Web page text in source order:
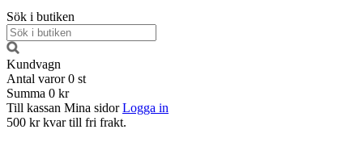
Sök i butiken
Kundvagn
Antal varor 0 st
Summa 0 kr
Till kassan Mina sidor Logga in
500 kr kvar till fri frakt.